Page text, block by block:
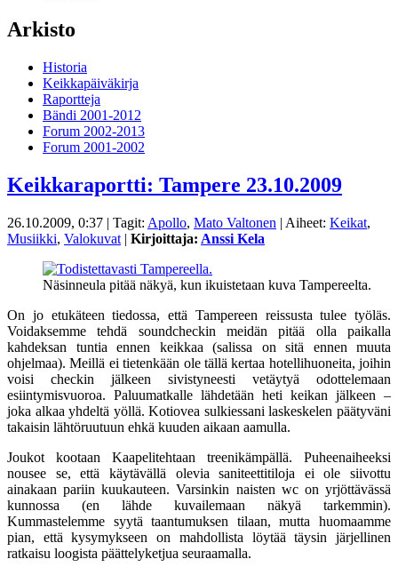
Arkisto
Historia
Keikkapäiväkirja
Raportteja
Bändi 2001-2012
Forum 2002-2013
Forum 2001-2002
Keikkaraportti: Tampere 23.10.2009
26.10.2009, 0:37 | Tagit: Apollo, Mato Valtonen | Aiheet: Keikat,
Musiikki, Valokuvat | Kirjoittaja: Anssi Kela
Näsinneula pitää näkyä, kun ikuistetaan kuva Tampereelta.
On jo etukäteen tiedossa, että Tampereen reissusta tulee työläs.
Voidaksemme tehdä soundcheckin meidän pitää olla paikalla
kahdeksan tuntia ennen keikkaa (salissa on sitä ennen muuta
ohjelmaa). Meillä ei tietenkään ole tällä kertaa hotellihuoneita, joihin
voisi checkin jälkeen sivistyneesti vetäytyä odottelemaan
esiintymisvuoroa. Paluumatkalle lähdetään heti keikan jälkeen –
joka alkaa yhdeltä yöllä. Kotiovea sulkiessani laskeskelen päätyväni
takaisin lähtöruutuun ehkä kuuden aikaan aamulla.
Joukot kootaan Kaapelitehtaan treenikämpällä. Puheenaiheeksi
nousee se, että käytävällä olevia saniteettitiloja ei ole siivottu
ainakaan pariin kuukauteen. Varsinkin naisten wc on yrjöttävässä
kunnossa (en lähde kuvailemaan näkyä tarkemmin).
Kummastelemme syytä taantumuksen tilaan, mutta huomaamme
pian, että kysymykseen on mahdollista löytää täysin järjellinen
ratkaisu loogista päättelyketjua seuraamalla.